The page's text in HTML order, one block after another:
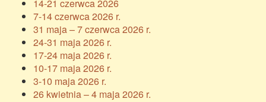
14-21 czerwca 2026
7-14 czerwca 2026 r.
31 maja – 7 czerwca 2026 r.
24-31 maja 2026 r.
17-24 maja 2026 r.
10-17 maja 2026 r.
3-10 maja 2026 r.
26 kwietnia – 4 maja 2026 r.